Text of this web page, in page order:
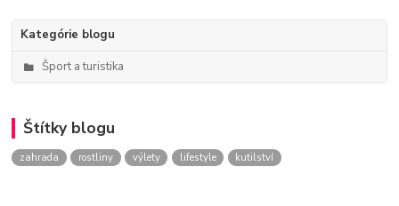
Kategórie blogu
Šport a turistika
Štítky blogu
zahrada rostliny výlety lifestyle kutilství